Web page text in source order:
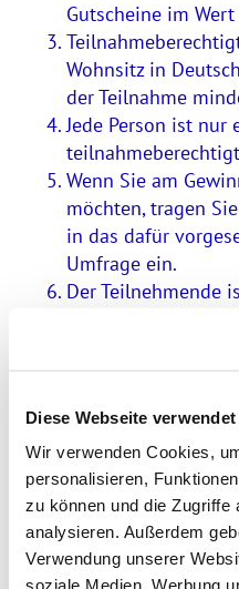
Diese Webseite
Wir verwenden Cookies,
personalisieren,
zu können und die Zugriffe
analysieren. Außerdem
Verwendung unserer
soziale Medien, Werbung
Gutscheine im
Wohnsitz in
der Teilnahme
Jede Person ist nur
Wenn Sie am
möchten, tragen
in das dafür
Umfrage ein.
Der Teilnehmende
Vollständigkeit
Mitarbeitende von
Angehörigen sind
Teilnahmeschluss
Die Gewinner
ermittelt.
Die Gewinner
der von ihnen
benachrichtigt.